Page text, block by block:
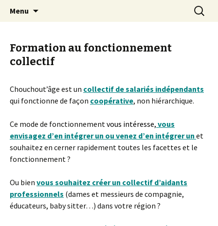
Chouchout'âge
Présence, relais, répit…pour tous les âges de
la vie
Menu
Formation au fonctionnement
collectif
Chouchout’âge est un collectif de salariés indépendants
qui fonctionne de façon coopérative, non hiérarchique.
Ce mode de fonctionnementvous intéresse, vous
envisagez d’en intégrer un ou venez d’en intégrer un et
souhaitez en cerner rapidement toutes les facettes et le
fonctionnement ?
Ou bien vous souhaitez créer un collectif d’aidants
professionnels (dames et messieurs de compagnie,
éducateurs, baby sitter…) dans votre région ?